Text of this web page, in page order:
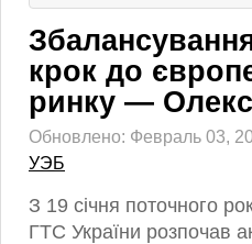
крок до
ринку —
Обновлено: Февраль 03,
УЭБ
З 19 січня поточного
ГТС України розпочав